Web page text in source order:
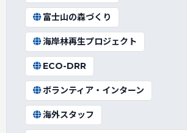
富士山の森づくり
海岸林再生プロジェクト
ECO-DRR
ボランティア・インターン
海外スタッフ